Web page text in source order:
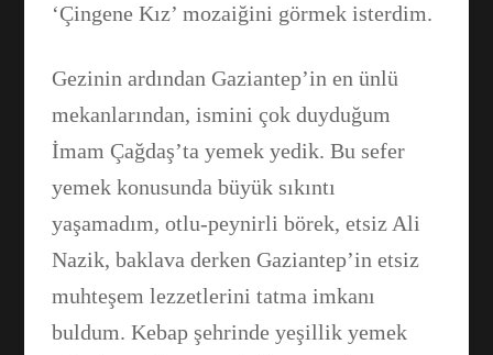
‘Çingene Kız’ mozaiğini görmek isterdim.
Gezinin ardından Gaziantep’in en ünlü
mekanlarından, ismini çok duyduğum
İmam Çağdaş’ta yemek yedik. Bu sefer
yemek konusunda büyük sıkıntı
yaşamadım, otlu-peynirli börek, etsiz Ali
Nazik, baklava derken Gaziantep’in etsiz
muhteşem lezzetlerini tatma imkanı
buldum. Kebap şehrinde yeşillik yemek